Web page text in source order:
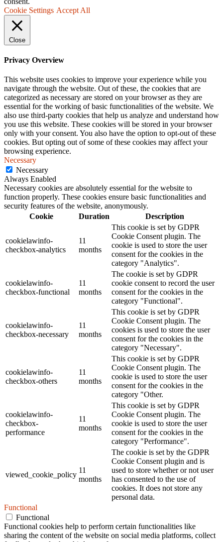
Cookie Settings Accept All
Close
Privacy Overview
This website uses cookies to improve your experience while you
navigate through the website. Out of these, the cookies that are
categorized as necessary are stored on your browser as they are
essential for the working of basic functionalities of the website. We
also use third-party cookies that help us analyze and understand how
you use this website. These cookies will be stored in your browser
only with your consent. You also have the option to opt-out of these
cookies. But opting out of some of these cookies may affect your
browsing experience.
Necessary
Necessary
Always Enabled
Necessary cookies are absolutely essential for the website to
function properly. These cookies ensure basic functionalities and
security features of the website, anonymously.
Cookie
Duration Description
cookielawinfo-
checkbox-analytics
11
months
This cookie is set by GDPR
Cookie Consent plugin. The
cookie is used to store the user
consent for the cookies in the
category "Analytics".
cookielawinfo-
checkbox-functional
11
months
The cookie is set by GDPR
cookie consent to record the user
consent for the cookies in the
category "Functional".
cookielawinfo-
checkbox-necessary
11
months
This cookie is set by GDPR
Cookie Consent plugin. The
cookies is used to store the user
consent for the cookies in the
category "Necessary".
cookielawinfo-
checkbox-others
11
months
This cookie is set by GDPR
Cookie Consent plugin. The
cookie is used to store the user
consent for the cookies in the
category "Other.
cookielawinfo-
checkbox-
performance
11
months
This cookie is set by GDPR
Cookie Consent plugin. The
cookie is used to store the user
consent for the cookies in the
category "Performance".
viewed_cookie_policy
11
months
The cookie is set by the GDPR
Cookie Consent plugin and is
used to store whether or not user
has consented to the use of
cookies. It does not store any
personal data.
Functional
Functional
Functional cookies help to perform certain functionalities like
sharing the content of the website on social media platforms, collect